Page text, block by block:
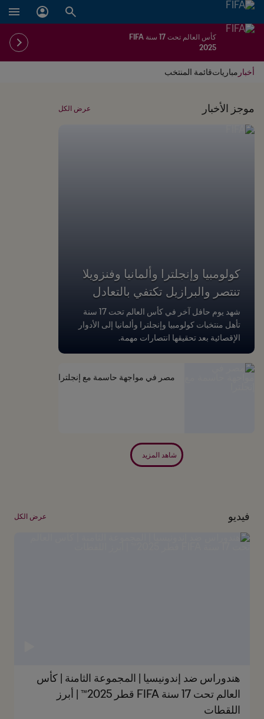
كأس العالم تحت 17 سنة FIFA
2025
أخبار مبارياتقائمة المنتخب
موجز الأخبار عرض الكل
كولومبيا وإنجلترا وألمانيا وفنزويلا
تنتصر والبرازيل تكتفي بالتعادل
شهد يوم حافل آخر في كأس العالم تحت 17 سنة
تأهل منتخبات كولومبيا وإنجلترا وألمانيا إلى الأدوار
الإقصائية بعد تحقيقها انتصارات مهمة.
مصر في مواجهة حاسمة مع إنجلترا
شاهد المزيد
فيديو عرض الكل
هندوراس ضد إندونيسيا | المجموعة الثامنة | كأس
العالم تحت 17 سنة FIFA قطر 2025™ | أبرز
اللقطات